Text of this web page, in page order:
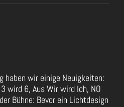
haben wir einige Neuigkeiten:
wird 6, Aus Wir wird Ich, NO
Bühne: Bevor ein Lichtdesign